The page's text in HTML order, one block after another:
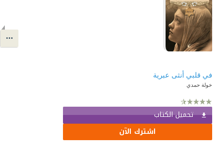
في قلبي أنثى عبرية
خولة حمدي
تحميل الكتاب
اشترك الآن